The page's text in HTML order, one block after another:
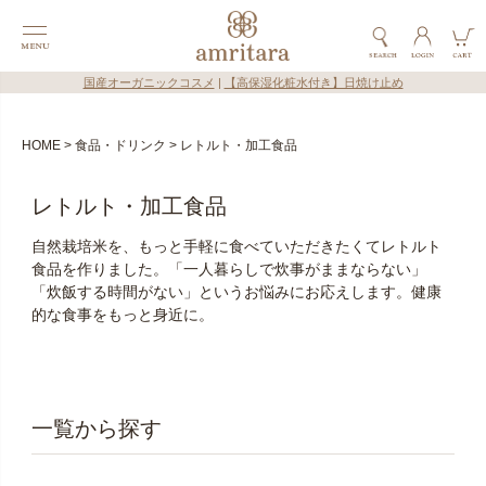
国産オーガニックコスメ 【高保湿化粧水付き】日焼け止め
HOME 食品・ドリンク レトルト・加工食品
レトルト・加工食品
自然栽培米を、もっと手軽に食べていただきたくてレトルト
食品を作りました。「一人暮らしで炊事がままならない」
「炊飯する時間がない」というお悩みにお応えします。健康
的な食事をもっと身近に。